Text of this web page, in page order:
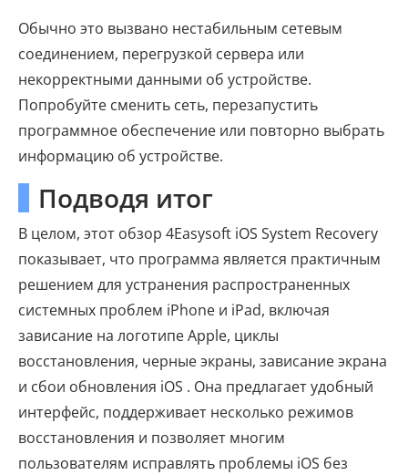
Обычно это вызвано нестабильным сетевым
соединением, перегрузкой сервера или
некорректными данными об устройстве.
Попробуйте сменить сеть, перезапустить
программное обеспечение или повторно выбрать
информацию об устройстве.
Подводя итог
В целом, этот обзор 4Easysoft iOS System Recovery
показывает, что программа является практичным
решением для устранения распространенных
системных проблем iPhone и iPad, включая
зависание на логотипе Apple, циклы
восстановления, черные экраны, зависание экрана
и сбои обновления iOS . Она предлагает удобный
интерфейс, поддерживает несколько режимов
восстановления и позволяет многим
пользователям исправлять проблемы iOS без